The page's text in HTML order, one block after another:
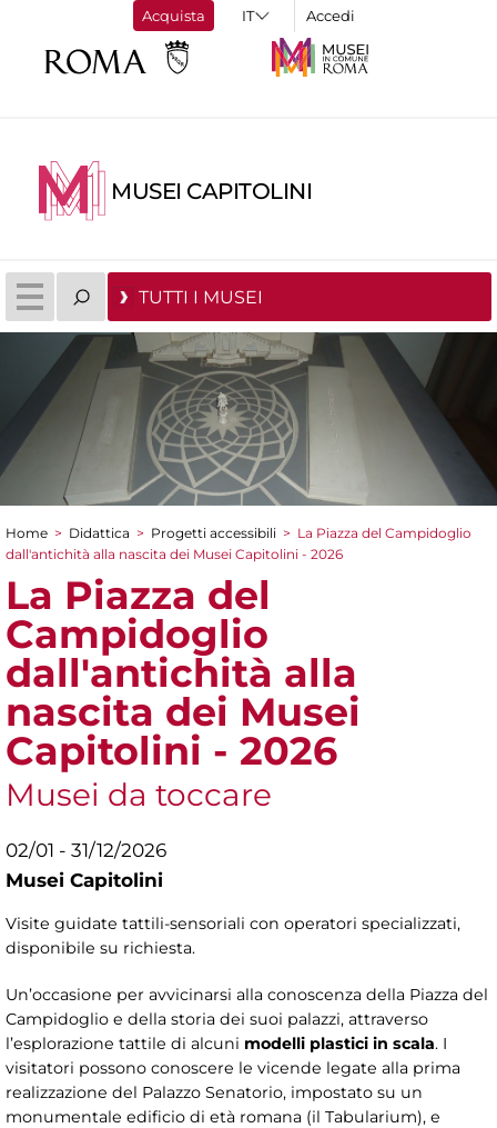
Acquista Accedi
MUSEI CAPITOLINI
TUTTI I MUSEI
Tu sei qui
Home > Didattica > Progetti accessibili > La Piazza del Campidoglio
dall'antichità alla nascita dei Musei Capitolini - 2026
La Piazza del
Campidoglio
dall'antichità alla
nascita dei Musei
Capitolini - 2026
Musei da toccare
02/01 - 31/12/2026
Musei Capitolini
Visite guidate tattili-sensoriali con operatori specializzati,
disponibile su richiesta.
Un’occasione per avvicinarsi alla conoscenza della Piazza del
Campidoglio e della storia dei suoi palazzi, attraverso
l’esplorazione tattile di alcuni modelli plastici in scala. I
visitatori possono conoscere le vicende legate alla prima
realizzazione del Palazzo Senatorio, impostato su un
monumentale edificio di età romana (il Tabularium), e